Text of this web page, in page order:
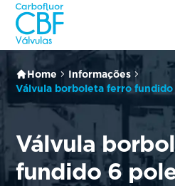
Home
Informações
Válvula borboleta ferro fundido
Válvula
fundido 6